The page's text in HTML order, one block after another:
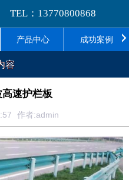
TEL：13770800868
产品中心 成功案例
容
速护栏板
作者:admin